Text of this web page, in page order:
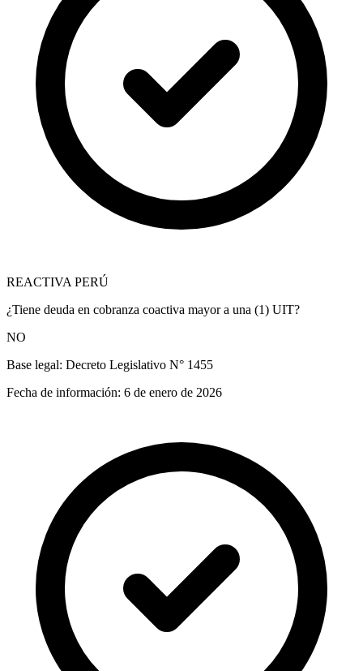
REACTIVA PERÚ
¿Tiene deuda en cobranza coactiva mayor a una (1) UIT?
NO
Base legal: Decreto Legislativo N° 1455
Fecha de información: 6 de enero de 2026